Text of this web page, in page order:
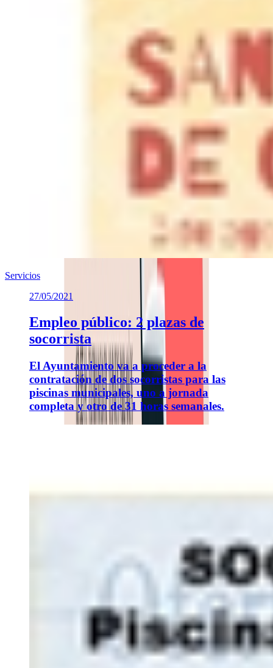
Servicios
27/05/2021
Empleo público: 2 plazas de
socorrista
El Ayuntamiento va a proceder a la
contratación de dos socorristas para las
piscinas municipales, uno a jornada
completa y otro de 31 horas semanales.